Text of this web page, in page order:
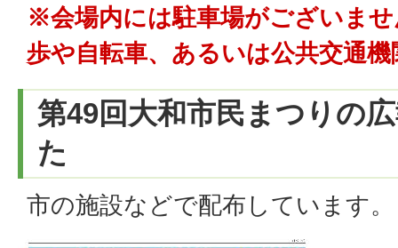
※会場内には駐車場がございま
歩や自転車、あるいは公共交通
第49回大和市民まつりの
た
市の施設などで配布しています。